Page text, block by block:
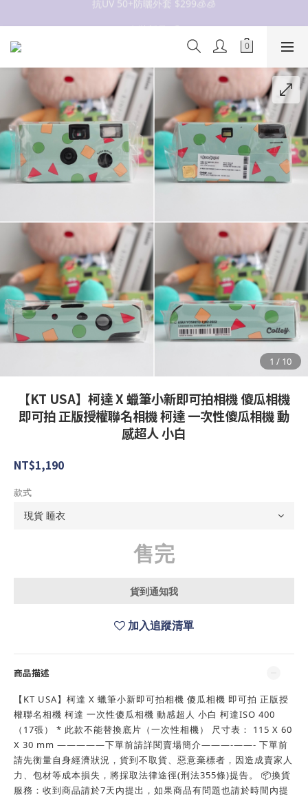
抗UV 50+防曬外套 $299🧊🧊
女裝新品 🍒
✨OWALA多款任選✨  點我看全部
抗UV 50+防曬外套 $299🧊🧊
【KT USA】柯達 X 蠟筆小新即可拍相機 傻瓜相機
即可拍 正版授權聯名相機 柯達 一次性傻瓜相機 動
感超人 小白
NT$1,190
款式
售完
貨到通知我
加入追蹤清單
商品描述
【KT USA】柯達 X 蠟筆小新即可拍相機 傻瓜相機 即可拍 正版授
權聯名相機 柯達 一次性傻瓜相機 動感超人 小白 柯達ISO 400
（17張） * 此款不能替換底片（一次性相機） 尺寸表： 115 X 60
X 30 mm —————下單前請詳閱賣場簡介———-——- 下單前
請先衡量自身經濟狀況，貨到不取貨、惡意棄標者，因造成賣家人
力、包材等成本損失，將採取法律途徑(刑法355條)提告。 📦換貨
服務：收到商品請於7天內提出，如果商品有問題也請於時間內提